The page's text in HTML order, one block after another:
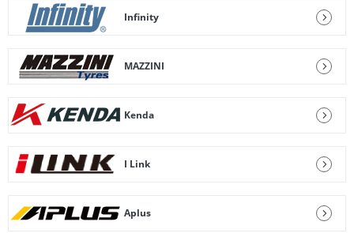
Infinity
MAZZINI
Kenda
I Link
Aplus